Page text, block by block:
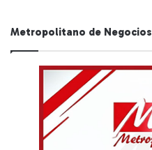
Metropolitano de Negocios